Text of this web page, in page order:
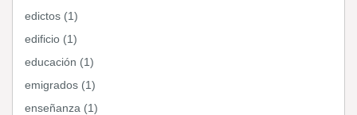
edictos (1)
edificio (1)
educación (1)
emigrados (1)
enseñanza (1)